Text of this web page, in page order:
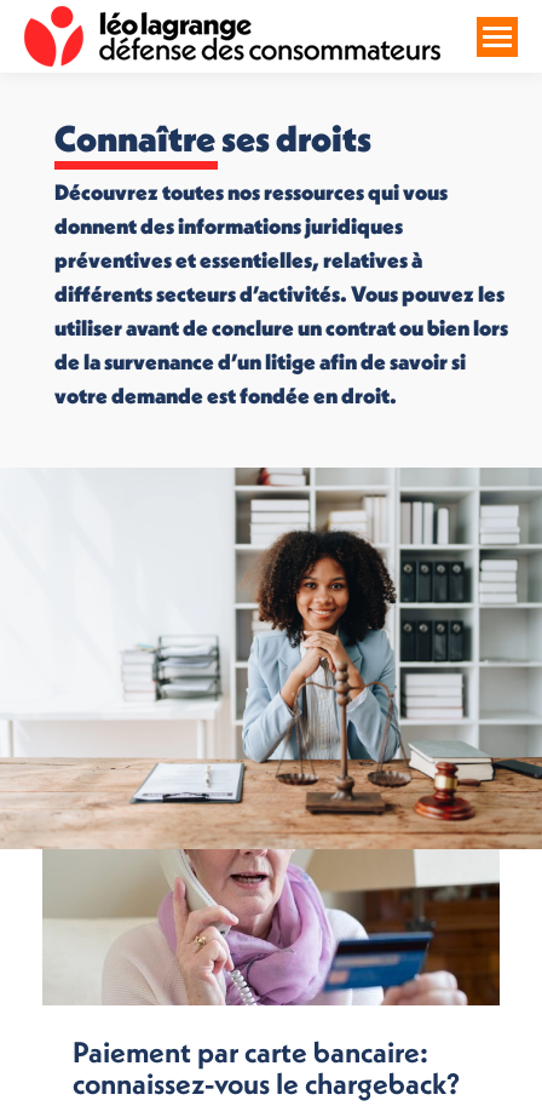
Connaître ses droits
Découvrez toutes nos ressources qui vous
donnent des informations juridiques
préventives et essentielles, relatives à
différents secteurs d’activités. Vous pouvez les
utiliser avant de conclure un contrat ou bien lors
de la survenance d’un litige afin de savoir si
votre demande est fondée en droit.
Paiement par carte bancaire:
connaissez-vous le chargeback?